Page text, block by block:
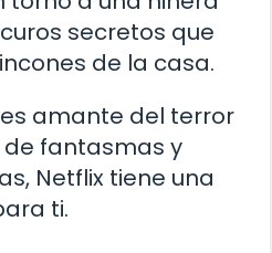
secretos que
de la casa.
amante del terror
fantasmas y
Netflix tiene una
ti.